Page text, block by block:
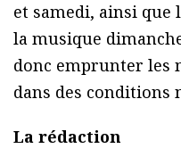
et samedi, ainsi que
la musique
donc emprunter les
dans des conditions
La rédaction